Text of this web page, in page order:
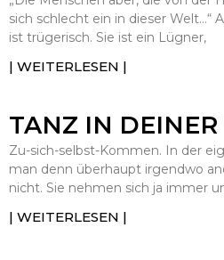
sich schlecht ein in dieser Welt…“
ist trügerisch. Sie ist ein Lügner,
| WEITERLESEN |
TANZ IN DEINER
Zu-sich-selbst-Kommen. In der
man denn überhaupt irgendwo
nicht. Sie nehmen sich ja immer
| WEITERLESEN |